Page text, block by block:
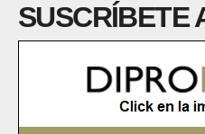
SUSCRÍBETE